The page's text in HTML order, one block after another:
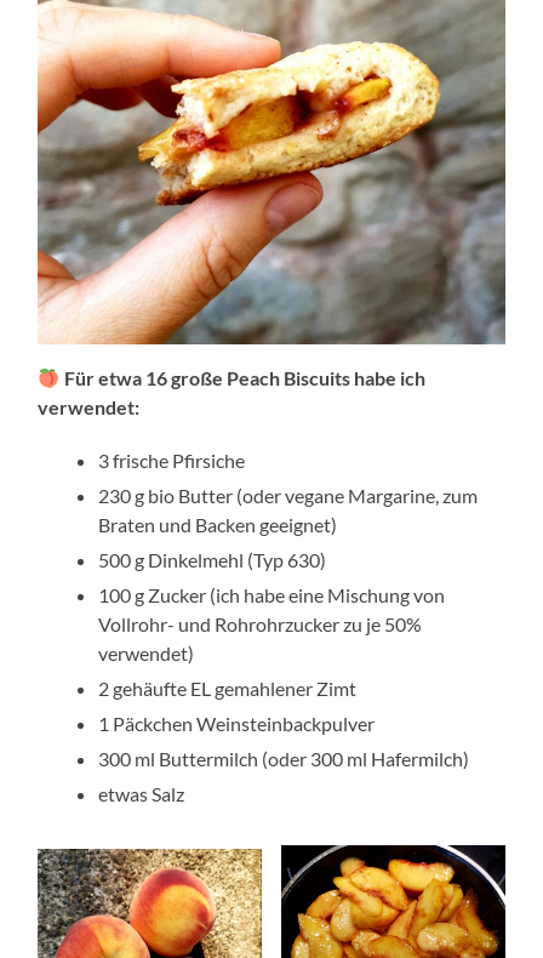
Für etwa 16 große Peach Biscuits habe ich
verwendet:
3 frische Pfirsiche
230 g bio Butter (oder vegane Margarine, zum
Braten und Backen geeignet)
500 g Dinkelmehl (Typ 630)
100 g Zucker (ich habe eine Mischung von
Vollrohr- und Rohrohrzucker zu je 50%
verwendet)
2 gehäufte EL gemahlener Zimt
1 Päckchen Weinsteinbackpulver
300 ml Buttermilch (oder 300 ml Hafermilch)
etwas Salz